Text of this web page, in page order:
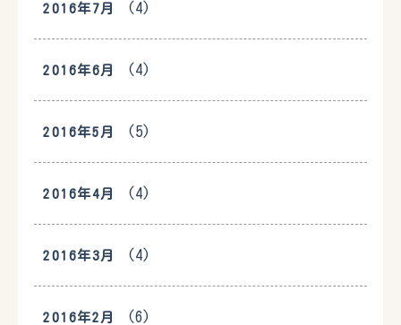
2016年7月 (4)
2016年6月 (4)
2016年5月 (5)
2016年4月 (4)
2016年3月 (4)
2016年2月 (6)